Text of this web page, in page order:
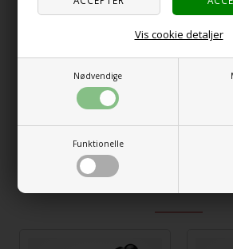
Nødvendige
Funktionelle
Vis cookie detaljer
Støtdemper 900kg, CC = 250-380, sett a' 2 stk.
Beregnet til en vekt på 900 kg. pr.
Max lengde:
381 mm.
3,18 kg.